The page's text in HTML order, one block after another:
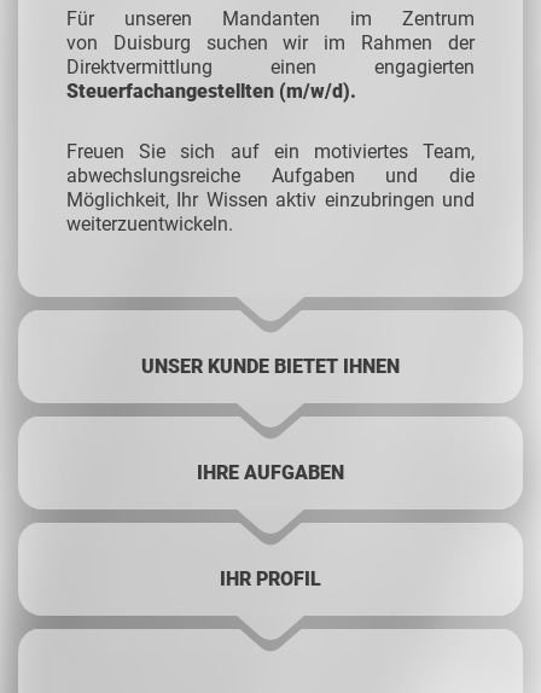
Für unseren Mandanten im Zentrum
von Duisburg suchen wir im Rahmen der
Direktvermittlung einen engagierten
Steuerfachangestellten (m/w/d).
Freuen Sie sich auf ein motiviertes Team,
abwechslungsreiche Aufgaben und die
Möglichkeit, Ihr Wissen aktiv einzubringen und
weiterzuentwickeln.
UNSER KUNDE BIETET IHNEN
IHRE AUFGABEN
IHR PROFIL